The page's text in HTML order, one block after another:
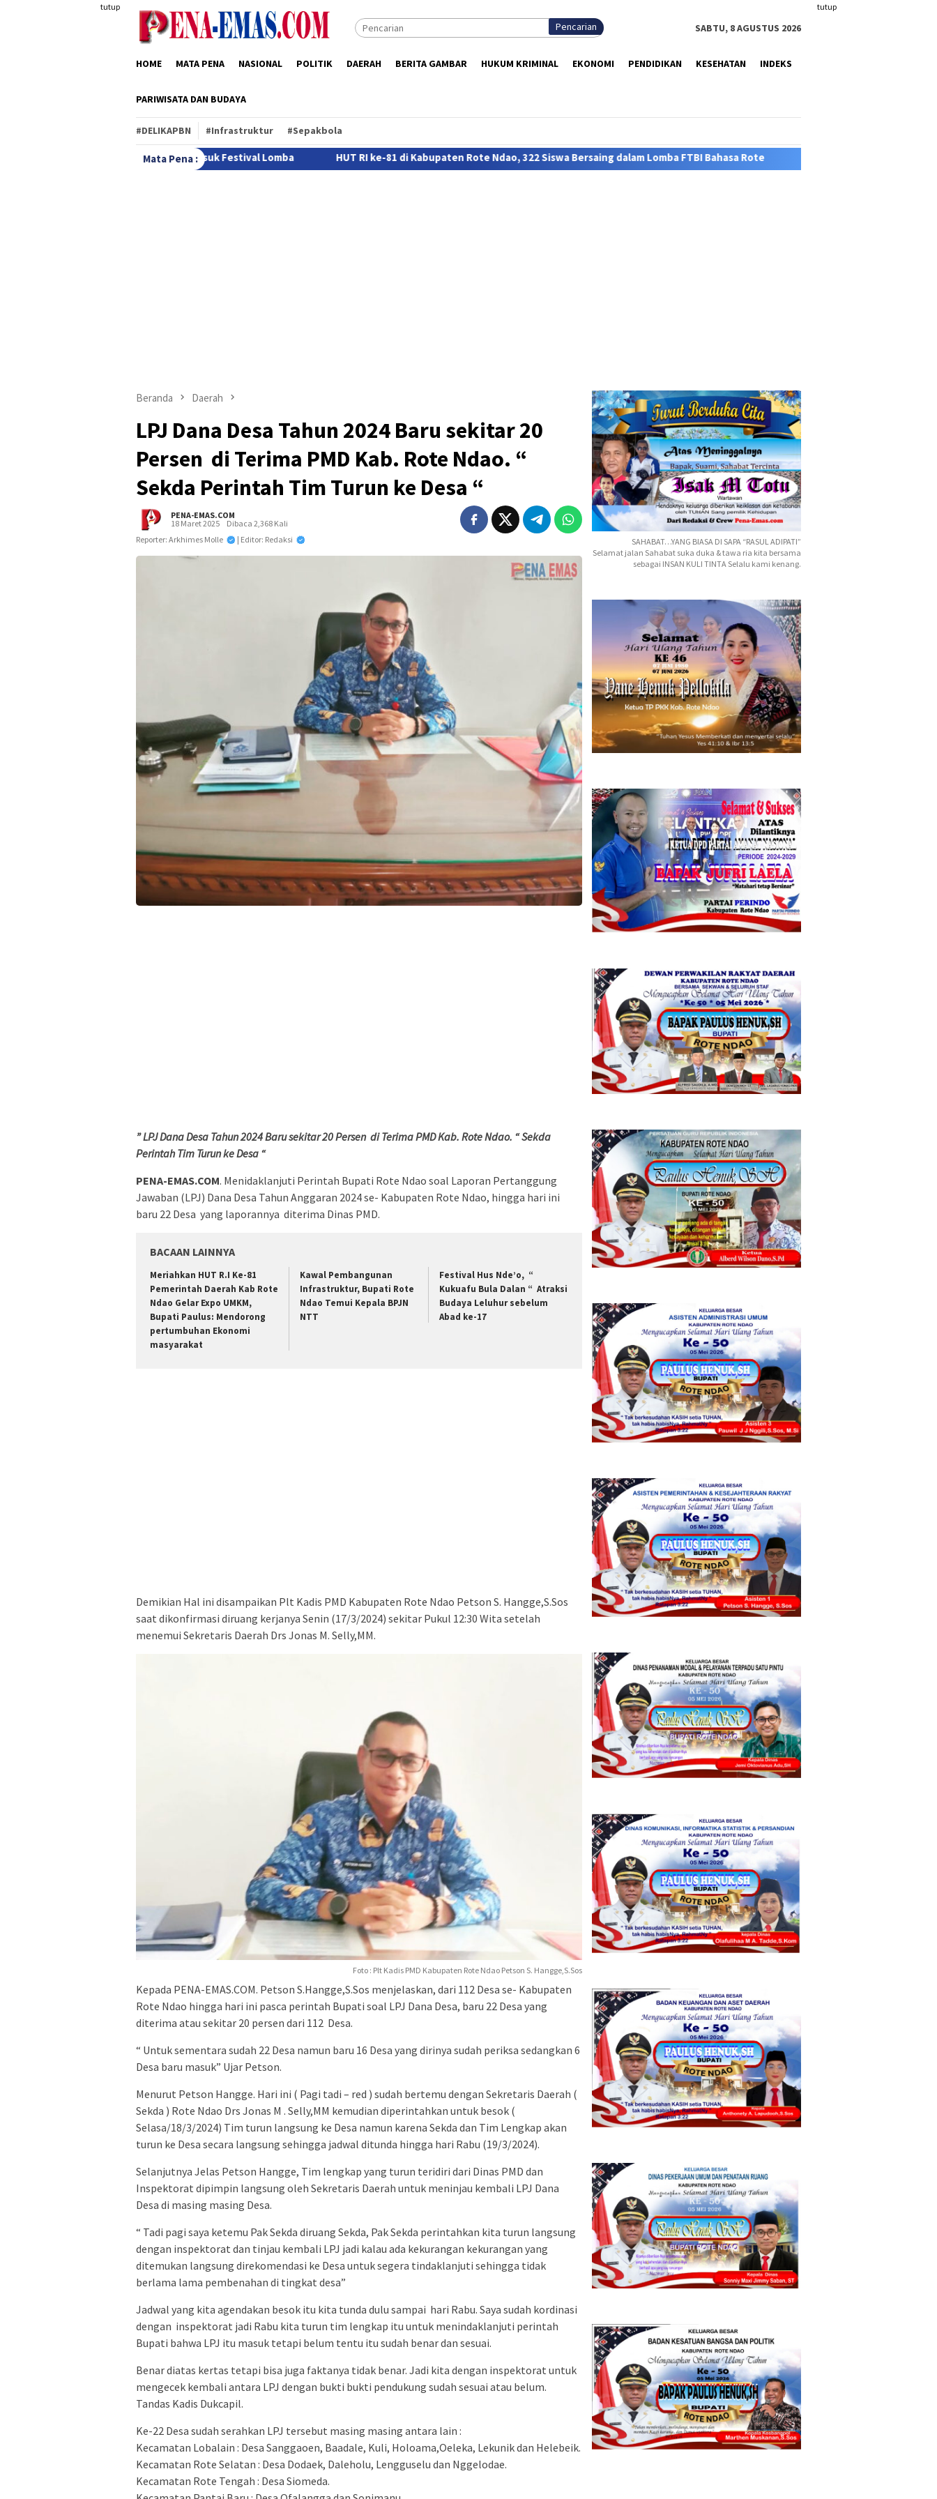
tutup tutup
Pencarian SABTU, 8 AGUSTUS 2026
HOME MATA PENA NASIONAL POLITIK DAERAH BERITA GAMBAR HUKUM KRIMINAL EKONOMI PENDIDIKAN KESEHATAN INDEKS
PARIWISATA DAN BUDAYA
#DELIKAPBN #Infrastruktur #Sepakbola
Mata Pena :
Sasando masuk Festival Lomba HUT RI ke-81 di Kabupaten Rote Ndao, 322 Siswa Bersaing dalam Lomba FTBI Bahasa Rote Kasus DBD Muncul, Warga Pertanyakan
Beranda Daerah
LPJ Dana Desa Tahun 2024 Baru sekitar 20
Persen di Terima PMD Kab. Rote Ndao. “
Sekda Perintah Tim Turun ke Desa “
PENA-EMAS.COM
18 Maret 2025
Dibaca 2,368 Kali
Reporter: Arkhimes Molle
| Editor: Redaksi
” LPJ Dana Desa Tahun 2024 Baru sekitar 20 Persen di Terima PMD Kab. Rote Ndao. “ Sekda
Perintah Tim Turun ke Desa “
PENA-EMAS.COM. Menidaklanjuti Perintah Bupati Rote Ndao soal Laporan Pertanggung
Jawaban (LPJ) Dana Desa Tahun Anggaran 2024 se- Kabupaten Rote Ndao, hingga hari ini
baru 22 Desa yang laporannya diterima Dinas PMD.
BACAAN LAINNYA
Meriahkan HUT R.I Ke-81
Pemerintah Daerah Kab Rote
Ndao Gelar Expo UMKM,
Bupati Paulus: Mendorong
pertumbuhan Ekonomi
masyarakat
Kawal Pembangunan
Infrastruktur, Bupati Rote
Ndao Temui Kepala BPJN
NTT
Festival Hus Nde’o, “
Kukuafu Bula Dalan “ Atraksi
Budaya Leluhur sebelum
Abad ke-17
Demikian Hal ini disampaikan Plt Kadis PMD Kabupaten Rote Ndao Petson S. Hangge,S.Sos
saat dikonfirmasi diruang kerjanya Senin (17/3/2024) sekitar Pukul 12:30 Wita setelah
menemui Sekretaris Daerah Drs Jonas M. Selly,MM.
Foto : Plt Kadis PMD Kabupaten Rote Ndao Petson S. Hangge,S.Sos
Kepada PENA-EMAS.COM. Petson S.Hangge,S.Sos menjelaskan, dari 112 Desa se- Kabupaten
Rote Ndao hingga hari ini pasca perintah Bupati soal LPJ Dana Desa, baru 22 Desa yang
diterima atau sekitar 20 persen dari 112 Desa.
“ Untuk sementara sudah 22 Desa namun baru 16 Desa yang dirinya sudah periksa sedangkan 6
Desa baru masuk” Ujar Petson.
Menurut Petson Hangge. Hari ini ( Pagi tadi – red ) sudah bertemu dengan Sekretaris Daerah (
Sekda ) Rote Ndao Drs Jonas M . Selly,MM kemudian diperintahkan untuk besok (
Selasa/18/3/2024) Tim turun langsung ke Desa namun karena Sekda dan Tim Lengkap akan
turun ke Desa secara langsung sehingga jadwal ditunda hingga hari Rabu (19/3/2024).
Selanjutnya Jelas Petson Hangge, Tim lengkap yang turun teridiri dari Dinas PMD dan
Inspektorat dipimpin langsung oleh Sekretaris Daerah untuk meninjau kembali LPJ Dana
Desa di masing masing Desa.
“ Tadi pagi saya ketemu Pak Sekda diruang Sekda, Pak Sekda perintahkan kita turun langsung
dengan inspektorat dan tinjau kembali LPJ jadi kalau ada kekurangan kekurangan yang
ditemukan langsung direkomendasi ke Desa untuk segera tindaklanjuti sehingga tidak
berlama lama pembenahan di tingkat desa”
Jadwal yang kita agendakan besok itu kita tunda dulu sampai hari Rabu. Saya sudah kordinasi
dengan inspektorat jadi Rabu kita turun tim lengkap itu untuk menindaklanjuti perintah
Bupati bahwa LPJ itu masuk tetapi belum tentu itu sudah benar dan sesuai.
Benar diatas kertas tetapi bisa juga faktanya tidak benar. Jadi kita dengan inspektorat untuk
mengecek kembali antara LPJ dengan bukti bukti pendukung sudah sesuai atau belum.
Tandas Kadis Dukcapil.
Ke-22 Desa sudah serahkan LPJ tersebut masing masing antara lain :
Kecamatan Lobalain : Desa Sanggaoen, Baadale, Kuli, Holoama,Oeleka, Lekunik dan Helebeik.
Kecamatan Rote Selatan : Desa Dodaek, Daleholu, Lengguselu dan Nggelodae.
Kecamatan Rote Tengah : Desa Siomeda.
SAHABAT…YANG BIASA DI SAPA “RASUL ADIPATI”
Selamat jalan Sahabat suka duka & tawa ria kita bersama
sebagai INSAN KULI TINTA Selalu kami kenang.